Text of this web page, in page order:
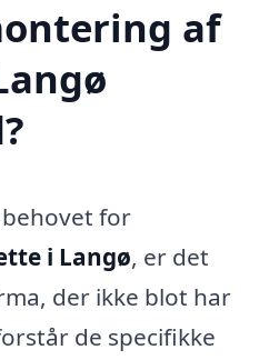
af
for
i Langø, er det
der ikke blot har
de specifikke